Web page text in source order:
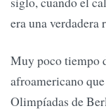
era una verdadera
Muy poco tiempo
afroamericano
Olimpíadas de